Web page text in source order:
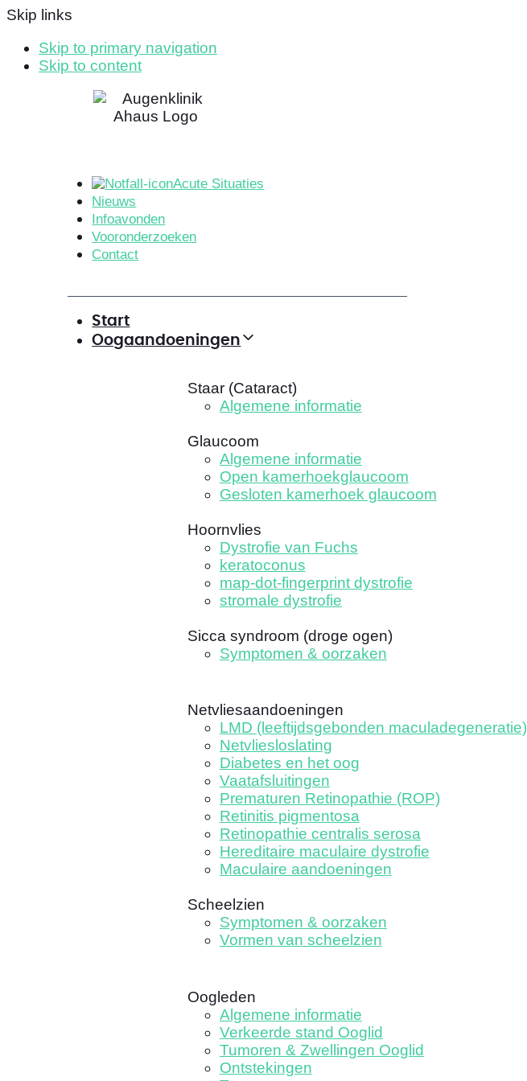
Skip links
Skip to primary navigation
Skip to content
Acute Situaties
Nieuws
Infoavonden
Vooronderzoeken
Contact
Start
Oogaandoeningen
Staar (Cataract)
Algemene informatie
Glaucoom
Algemene informatie
Open kamerhoekglaucoom
Gesloten kamerhoek glaucoom
Hoornvlies
Dystrofie van Fuchs
keratoconus
map-dot-fingerprint dystrofie
stromale dystrofie
Sicca syndroom (droge ogen)
Symptomen & oorzaken
Netvliesaandoeningen
LMD (leeftijdsgebonden maculadegeneratie)
Netvliesloslating
Diabetes en het oog
Vaatafsluitingen
Prematuren Retinopathie (ROP)
Retinitis pigmentosa
Retinopathie centralis serosa
Hereditaire maculaire dystrofie
Maculaire aandoeningen
Scheelzien
Symptomen & oorzaken
Vormen van scheelzien
Oogleden
Algemene informatie
Verkeerde stand Ooglid
Tumoren & Zwellingen Ooglid
Ontstekingen